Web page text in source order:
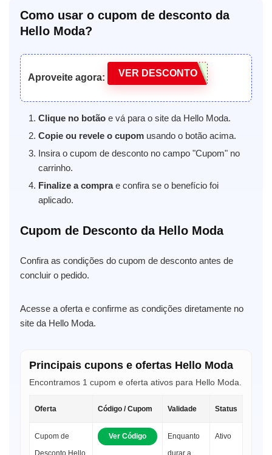
Como usar o cupom de desconto da
Hello Moda?
Aproveite agora: VER DESCONTO
Clique no botão e vá para o site da Hello Moda.
Copie ou revele o cupom usando o botão acima.
Insira o cupom de desconto no campo "Cupom" no
carrinho.
Finalize a comprae confira se o benefício foi
aplicado.
Cupom de Desconto da Hello Moda
Confira as condições do cupom de desconto antes de
concluir o pedido.
Acesse a oferta e confirme as condições diretamente no
site da Hello Moda.
Principais cupons e ofertas Hello Moda
Encontramos 1 cupom e oferta ativos para Hello Moda.
Oferta Código / Cupom Validade Status
Cupom de
Desconto Hello
Ver Código
Enquanto
durar a
Ativo